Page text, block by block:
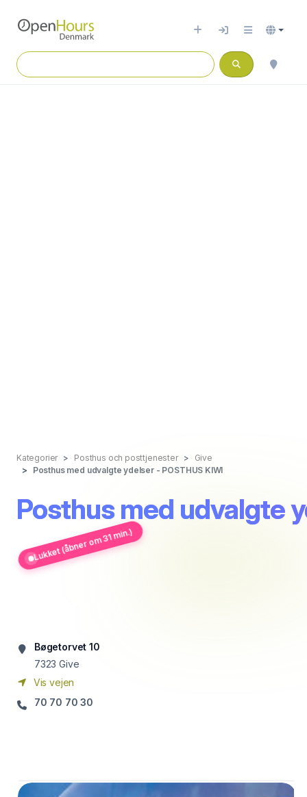
Kategorier Posthus och posttjenester
Give
Posthus med udvalgte ydelser - POSTHUS KIWI
Posthus med udvalgte
Lukket (åbner om 31 min.)
Bøgetorvet 10
7323 Give
Vis vejen
70 70 70 30